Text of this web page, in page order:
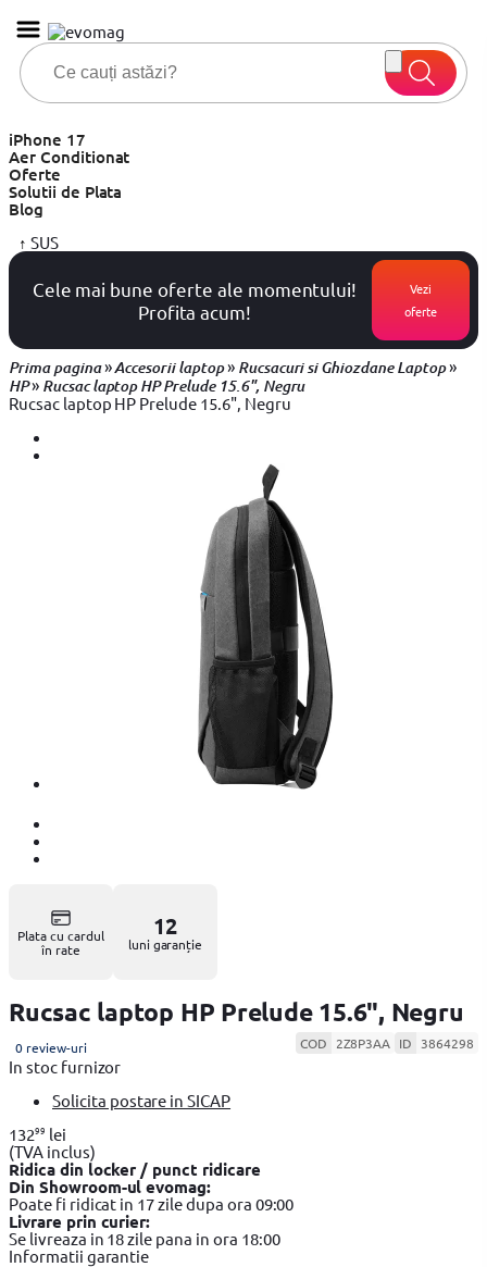
iPhone 17
Aer Conditionat
Oferte
Solutii de Plata
Blog
↑ SUS
Cele mai bune oferte ale momentului!
Profita acum!
Vezi
oferte
Prima pagina»Accesorii laptop» Rucsacuri si Ghiozdane Laptop»
HP» Rucsac laptop HP Prelude 15.6", Negru
Rucsac laptop HP Prelude 15.6", Negru
Plata cu cardul
în rate
12
luni garanție
Rucsac laptop HP Prelude 15.6", Negru
0 review-uri COD 2Z8P3AA ID 3864298
In stoc furnizor
Solicita postare in SICAP
13299 lei
(TVA inclus)
Ridica din locker / punct ridicare
Din Showroom-ul evomag:
Poate fi ridicat in 17 zile dupa ora 09:00
Livrare prin curier:
Se livreaza in 18 zile pana in ora 18:00
Informatii garantie